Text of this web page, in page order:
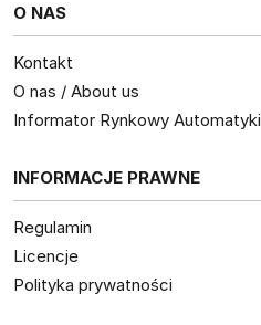
O NAS
Kontakt
O nas / About us
Informator Rynkowy Automatyki
INFORMACJE PRAWNE
Regulamin
Licencje
Polityka prywatności